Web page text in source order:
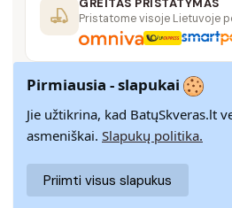
Pristatome visoje Lietuvoje
14 DIENŲ GRĄŽINIMAS
Paprastas grąžinimas
grąžinimo garantija
SAUGUS MOKĖJIMAS
SSL šifravimas užtikrina
Pirmiausia - slapukai
Jie užtikrina, kad BatųSkveras.lt
asmeniškai. Slapukų politika.
Priimti visus slapukus